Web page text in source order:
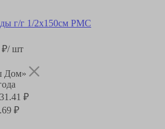
₽/ шт
Дом»
31.41 ₽
₽